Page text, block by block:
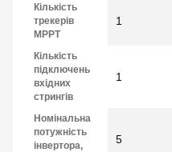
Кількість
трекерів
МРРТ
1
Кількість
підключень
вхідних
стрингів
1
Номінальна
потужність
інвертора,
5